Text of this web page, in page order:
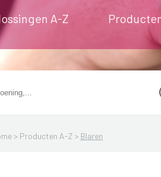
A-Z
> Producten A-Z > Blaren